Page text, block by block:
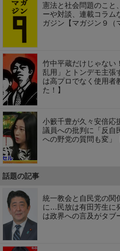
憲法と社会問題のこと
ーや対談、連載コラム
ガジン【マガジン９（
竹中平蔵だけじゃない
乱用」とトンデモ主張
は高プロでなく使用者
た！】
小籔千豊が久々安倍応
議員への批判に「反自
への野党の質問も変」
話題の記事
統一教会と自民党の関
に…民放は有田芳生に
は政界への言及がタブ